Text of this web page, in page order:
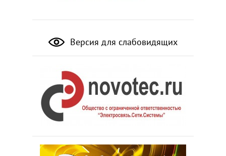
Версия для слабовидящих